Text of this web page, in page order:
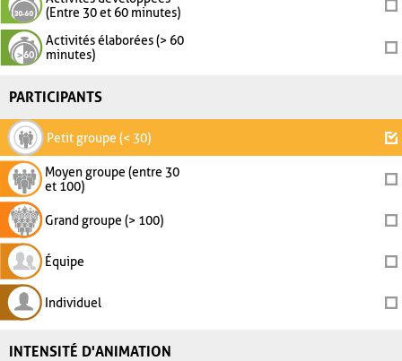
(Entre 30 et 60 minutes)
Activités élaborées (> 60
minutes)
PARTICIPANTS
Petit groupe (< 30)
Moyen groupe (entre 30
et 100)
Grand groupe (> 100)
Équipe
Individuel
INTENSITÉ D'ANIMATION